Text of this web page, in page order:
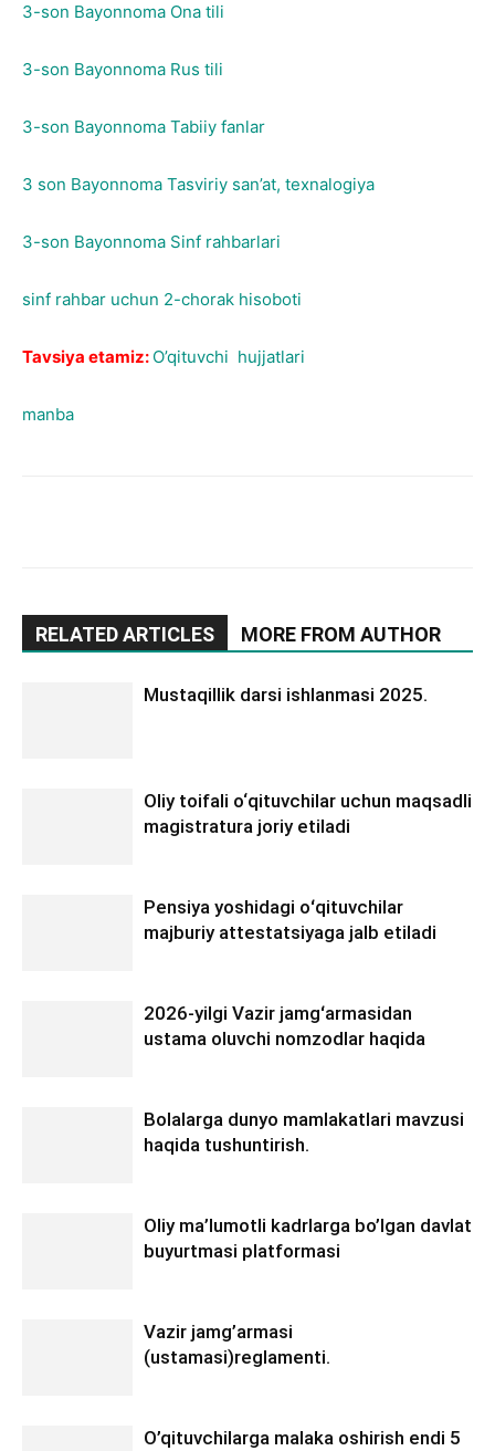
3-son Bayonnoma Ona tili
3-son Bayonnoma Rus tili
3-son Bayonnoma Tabiiy fanlar
3 son Bayonnoma Tasviriy san’at, texnalogiya
3-son Bayonnoma Sinf rahbarlari
sinf rahbar uchun 2-chorak hisoboti
Tavsiya etamiz: O’qituvchi hujjatlari
manba
RELATED ARTICLES MORE FROM AUTHOR
Mustaqillik darsi ishlanmasi 2025.
Oliy toifali o‘qituvchilar uchun maqsadli
magistratura joriy etiladi
Pensiya yoshidagi oʻqituvchilar
majburiy attestatsiyaga jalb etiladi
2026-yilgi Vazir jamgʻarmasidan
ustama oluvchi nomzodlar haqida
Bolalarga dunyo mamlakatlari mavzusi
haqida tushuntirish.
Oliy ma’lumotli kadrlarga bo’lgan davlat
buyurtmasi platformasi
Vazir jamg’armasi
(ustamasi)reglamenti.
O’qituvchilarga malaka oshirish endi 5